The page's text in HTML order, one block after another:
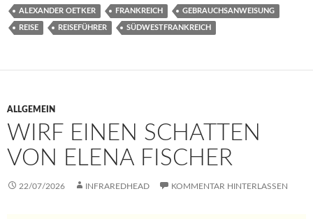
ALEXANDER OETKER FRANKREICH GEBRAUCHSANWEISUNG
REISE REISEFÜHRER SÜDWESTFRANKREICH
ALLGEMEIN
WIRF EINEN SCHATTEN
VON ELENA FISCHER
22/07/2026 INFRAREDHEAD KOMMENTAR HINTERLASSEN